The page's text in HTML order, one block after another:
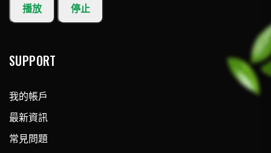
播放 停止
SUPPORT
我的帳戶
最新資訊
常見問題